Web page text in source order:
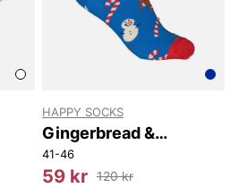
HAPPY SOCKS
Gingerbread &
Snowman Sock
41-46
59 kr 120 kr